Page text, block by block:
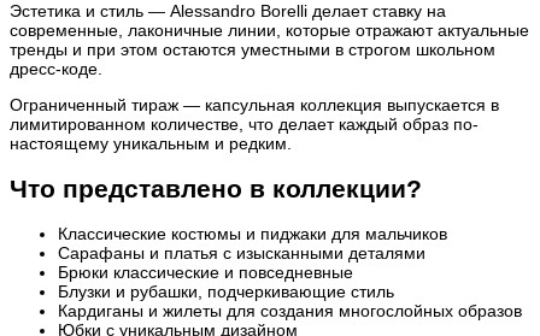
Эстетика и стиль — Alessandro Borelli делает ставку на
современные, лаконичные линии, которые отражают актуальные
тренды и при этом остаются уместными в строгом школьном
дресс-коде.
Ограниченный тираж — капсульная коллекция выпускается в
лимитированном количестве, что делает каждый образ по-
настоящему уникальным и редким.
Что представлено в коллекции?
Классические костюмы и пиджаки для мальчиков
Сарафаны и платья с изысканными деталями
Брюки классические и повседневные
Блузки и рубашки, подчеркивающие стиль
Кардиганы и жилеты для создания многослойных образов
Юбки с уникальным дизайном